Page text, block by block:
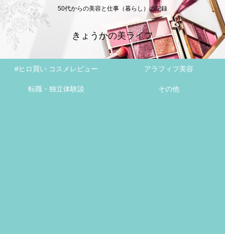
50代からの美容と仕事（暮らし）の記録
きょうかの美ライフ
#ヒロ買い コスメレビュー アラフィフ美容
転職・独立体験談 その他